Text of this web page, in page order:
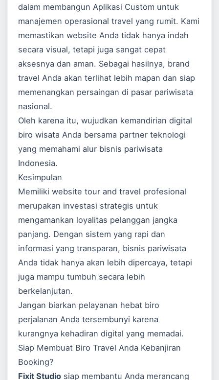
dalam membangunAplikasi Custom untuk
manajemen operasional travel yang rumit. Kami
memastikan website Anda tidak hanya indah
secara visual, tetapi juga sangat cepat
aksesnya dan aman. Sebagai hasilnya, brand
travel Anda akan terlihat lebih mapan dan siap
memenangkan persaingan di pasar pariwisata
nasional.
Oleh karena itu, wujudkan kemandirian digital
biro wisata Anda bersama partner teknologi
yang memahami alur bisnis pariwisata
Indonesia.
Kesimpulan
Memiliki website tour and travel profesional
merupakan investasi strategis untuk
mengamankan loyalitas pelanggan jangka
panjang. Dengan sistem yang rapi dan
informasi yang transparan, bisnis pariwisata
Anda tidak hanya akan lebih dipercaya, tetapi
juga mampu tumbuh secara lebih
berkelanjutan.
Jangan biarkan pelayanan hebat biro
perjalanan Anda tersembunyi karena
kurangnya kehadiran digital yang memadai.
Siap Membuat Biro Travel Anda Kebanjiran
Booking?
Fixit Studio siap membantu Anda merancang